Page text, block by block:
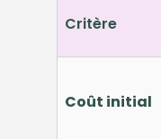
Critère
Coût initial